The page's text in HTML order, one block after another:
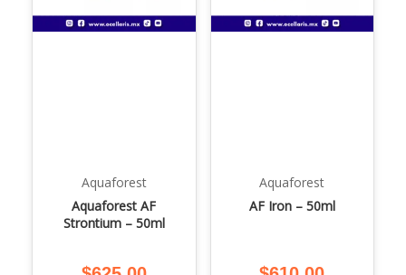
Aquaforest
Aquaforest AF
Strontium – 50ml
Aquaforest
AF Iron – 50ml